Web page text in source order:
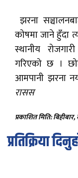
झरना
कोषमा जाने हुँदा
स्थानीय
गरिएको छ ।
आमपानी झरना
रासस
प्रकाशित मिति:
प्रतिक्रिया